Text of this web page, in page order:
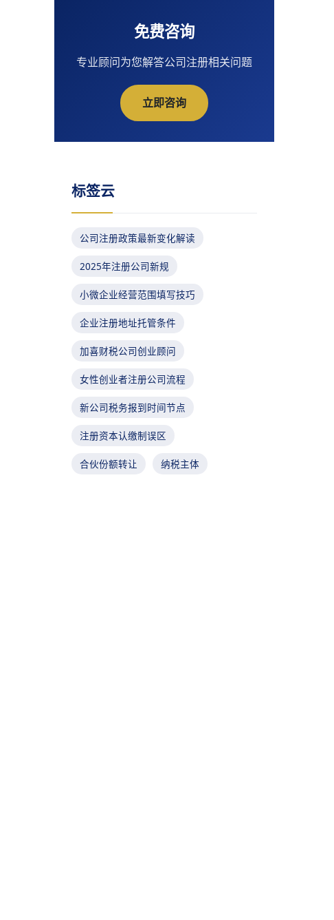
免费咨询
专业顾问为您解答公司注册相关问题
立即咨询
标签云
公司注册政策最新变化解读
2025年注册公司新规
小微企业经营范围填写技巧
企业注册地址托管条件
加喜财税公司创业顾问
女性创业者注册公司流程
新公司税务报到时间节点
注册资本认缴制误区
合伙份额转让 纳税主体